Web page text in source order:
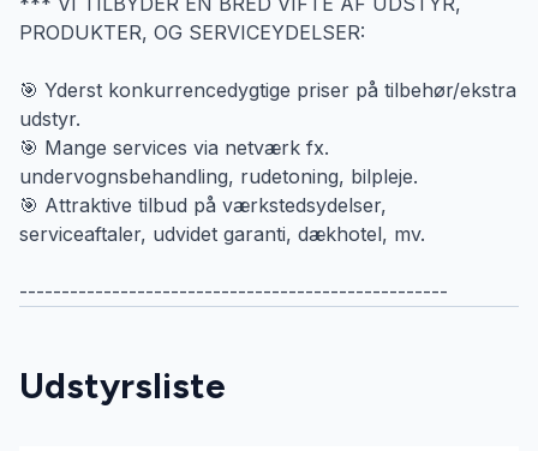
PRODUKTER, OG SERVICEYDELSER:
🎯 Yderst konkurrencedygtige priser på tilbehør/ekstra
udstyr.
🎯 Mange services via netværk fx.
undervognsbehandling, rudetoning, bilpleje.
🎯 Attraktive tilbud på værkstedsydelser,
serviceaftaler, udvidet garanti, dækhotel, mv.
---------------------------------------------------
Udstyrsliste